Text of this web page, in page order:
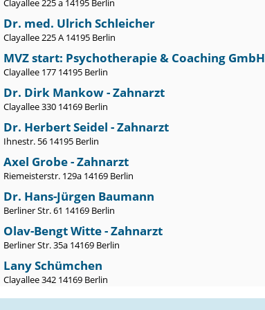
Clayallee 225 a 14195 Berlin
Dr. med. Ulrich Schleicher
Clayallee 225 A 14195 Berlin
MVZ start: Psychotherapie & Coaching GmbH
Clayallee 177 14195 Berlin
Dr. Dirk Mankow - Zahnarzt
Clayallee 330 14169 Berlin
Dr. Herbert Seidel - Zahnarzt
Ihnestr. 56 14195 Berlin
Axel Grobe - Zahnarzt
Riemeisterstr. 129a 14169 Berlin
Dr. Hans-Jürgen Baumann
Berliner Str. 61 14169 Berlin
Olav-Bengt Witte - Zahnarzt
Berliner Str. 35a 14169 Berlin
Lany Schümchen
Clayallee 342 14169 Berlin